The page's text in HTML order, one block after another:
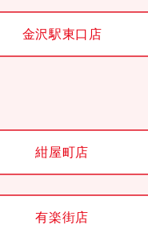
金沢駅東口店
紺屋町店
有楽街店